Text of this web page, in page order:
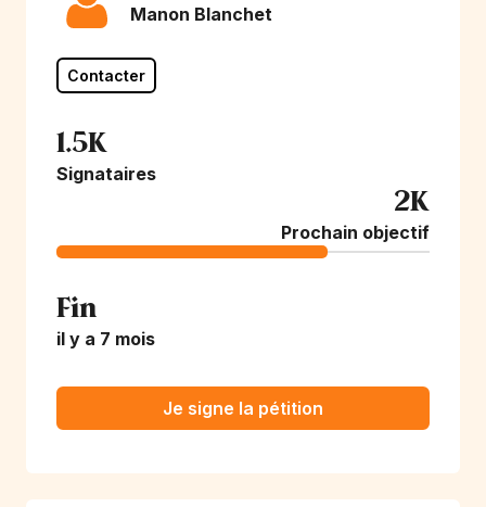
Manon Blanchet
Contacter
1.5K
Signataires
2K
Prochain objectif
Fin
il y a 7 mois
Je signe la pétition